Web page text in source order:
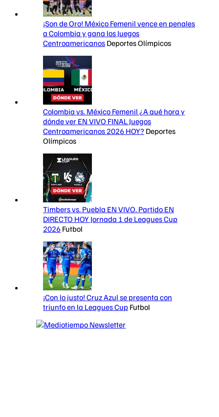
¡Son de Oro! México Femenil vence en penales
a Colombia y gana los Juegos
Centroamericanos Deportes Olímpicos
Colombia vs. México Femenil ¿A qué hora y
dónde ver EN VIVO FINAL Juegos
Centroamericanos 2026 HOY? Deportes
Olímpicos
Timbers vs. Puebla EN VIVO. Partido EN
DIRECTO HOY Jornada 1 de Leagues Cup
2026 Futbol
¡Con lo justo! Cruz Azul se presenta con
triunfo en la Leagues Cup Futbol